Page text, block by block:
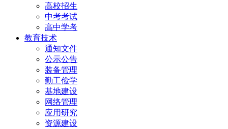
高校招生
中考考试
高中学考
教育技术
通知文件
公示公告
装备管理
勤工俭学
基地建设
网络管理
应用研究
资源建设